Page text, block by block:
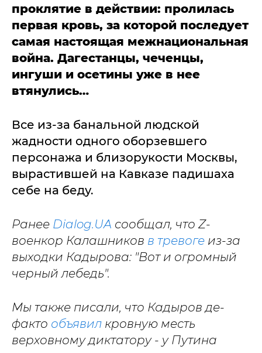
проклятие в действии: пролилась
первая кровь, за которой последует
самая настоящая межнациональная
война. Дагестанцы, чеченцы,
ингуши и осетины уже в нее
втянулись…
Все из-за банальной людской
жадности одного оборзевшего
персонажа и близорукости Москвы,
вырастившей на Кавказе падишаха
себе на беду.
Ранее Dialog.UA сообщал, что Z-
военкор Калашников в тревоге из-за
выходки Кадырова: "Вот и огромный
черный лебедь".
Мы также писали, что Кадыров де-
факто объявил кровную месть
верховному диктатору - у Путина